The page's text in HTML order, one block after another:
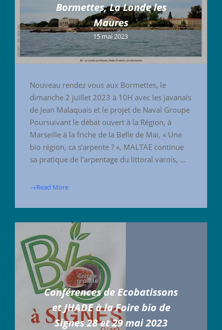
Bormettes, La Londe les
Maures
15 mai 2023
Nouveau rendez vous aux Bormettes, le
dimanche 2 juillet 2023 à 10H avec les javanais
de Jean Malaquais et le projet de Naval Groupe
Poursuivant le débat ouvert à la Région, à
Marseille à la friche de la Belle de Mai, « Une
bio région, ca s’arpente ? », MALTAE continue
sa pratique de l’arpentage du littoral varois, …
→Read More
Conférences de Ecobatissons
et JHADE à la Foire bio de
Signes 28 et 29 mai 2023